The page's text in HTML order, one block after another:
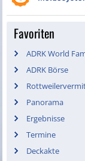
Favoriten
ADRK World
ADRK Börse
Panorama
Ergebnisse
Termine
Deckakte